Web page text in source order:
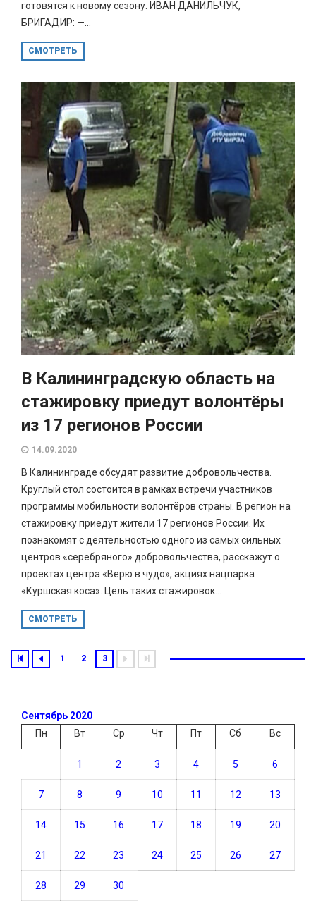
готовятся к новому сезону. ИВАН ДАНИЛЬЧУК,
БРИГАДИР: —...
СМОТРЕТЬ
В Калининградскую область на
стажировку приедут волонтёры
из 17 регионов России
14.09.2020
В Калининграде обсудят развитие добровольчества.
Круглый стол состоится в рамках встречи участников
программы мобильности волонтёров страны. В регион на
стажировку приедут жители 17 регионов России. Их
познакомят с деятельностью одного из самых сильных
центров «серебряного» добровольчества, расскажут о
проектах центра «Верю в чудо», акциях нацпарка
«Куршская коса». Цель таких стажировок...
СМОТРЕТЬ
1 2 3
Сентябрь 2020
Пн
Вт Ср Чт Пт Сб Вс
1 2 3 4 5 6
7 8 9 10 11 12 13
14 15 16 17 18 19 20
21 22 23 24 25 26 27
28 29 30